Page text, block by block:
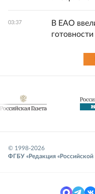
03:37
В ЕАО
© 1998-2026
ФГБУ «Редакция «Российской